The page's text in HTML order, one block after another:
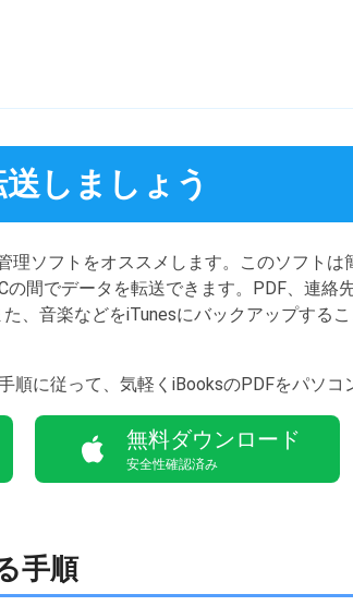
しましょう
理ソフトをオススメします。このソフトは
間でデータを転送できます。PDF、連絡
、音楽などをiTunesにバックアップする
に従って、気軽くiBooksのPDFをパソコ
無料ダウンロード
安全性確認済み
手順